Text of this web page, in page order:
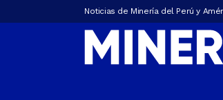
Noticias de Minería del Perú y